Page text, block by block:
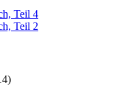
Teil 4
Teil 2